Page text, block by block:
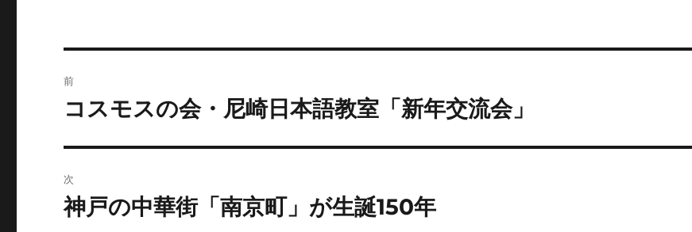
稿
ゲ
前
前
投
稿:
コスモスの会・尼崎日本語教室「新年交流会」
次
次
神戸の中華街「南京町」が生誕150年